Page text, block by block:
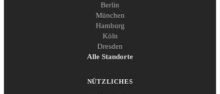
Berlin
München
Hamburg
Köln
Dresden
Alle Standorte
NÜTZLICHES